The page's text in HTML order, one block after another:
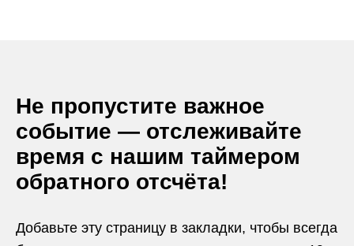
Не пропустите важное
событие — отслеживайте
время с нашим таймером
обратного отсчёта!
Добавьте эту страницу в закладки, чтобы всегда